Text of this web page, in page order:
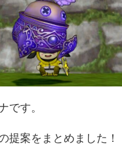
です。
提案をまとめました！